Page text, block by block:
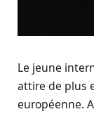
Le jeune
attire de plus
européenne.